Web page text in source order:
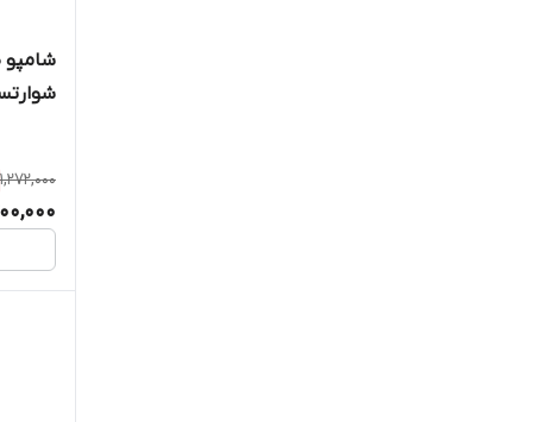
شامپو
شوارتسکف
1,272,000